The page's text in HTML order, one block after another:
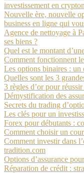
investissement en
Nouvelle ère, nouvelle
business en ligne qui
Agence de nettoyage à
ses biens ?
Quel est le montant
Comment fonctionnent
Les options binaires :
Quelles sont les 3
3 règles d’or pour
Démystification des
Secrets du trading
Les clés pour un
Forex pour débutants :
Comment choisir un
Comment investir dans
tradition.com
Options d’assurance
Réparation de crédit :